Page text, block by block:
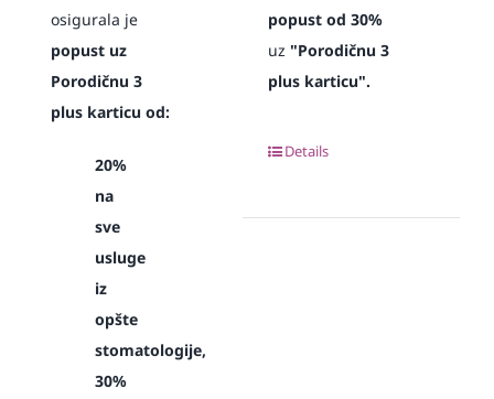
osigurala je
popust uz
Porodičnu 3
plus karticu od:
20%
na
sve
usluge
iz
opšte
stomatologije,
30%
popust od 30%
uz"Porodičnu 3
plus karticu".
Details